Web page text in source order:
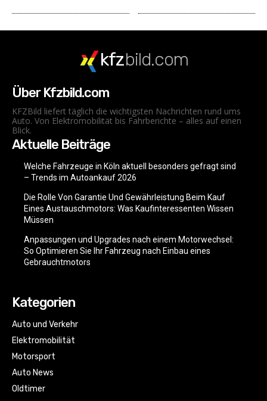
kfzbild.com
Über Kfzbild.com
KFZBild liefert täglich die wichtigsten Nachrichten rund ums
Auto. Von Elektromobilität bis Fahrberichte – alles auf einen
Blick.
Aktuelle Beiträge
Welche Fahrzeuge in Köln aktuell besonders gefragt sind
– Trends im Autoankauf 2026
Die Rolle Von Garantie Und Gewährleistung Beim Kauf
Eines Austauschmotors: Was Kaufinteressenten Wissen
Müssen
Anpassungen und Upgrades nach einem Motorwechsel:
So Optimieren Sie Ihr Fahrzeug nach Einbau eines
Gebrauchtmotors
Kategorien
Auto und Verkehr
Elektromobilität
Motorsport
Auto News
Oldtimer